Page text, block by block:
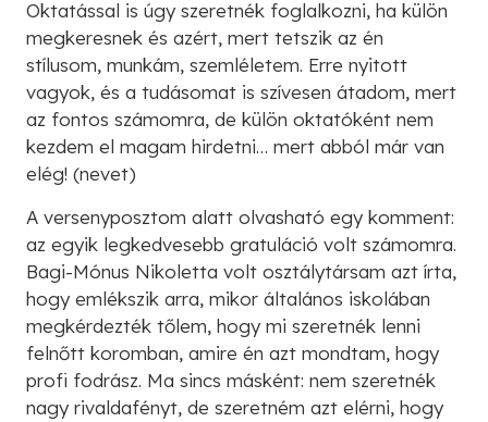
Oktatással is úgy szeretnék foglalkozni, ha külön
megkeresnek és azért, mert tetszik az én
stílusom, munkám, szemléletem. Erre nyitott
vagyok, és a tudásomat is szívesen átadom, mert
az fontos számomra, de külön oktatóként nem
kezdem el magam hirdetni… mert abból már van
elég! (nevet)
A versenyposztom alatt olvasható egy komment:
az egyik legkedvesebb gratuláció volt számomra.
Bagi-Mónus Nikoletta volt osztálytársam azt írta,
hogy emlékszik arra, mikor általános iskolában
megkérdezték tőlem, hogy mi szeretnék lenni
felnőtt koromban, amire én azt mondtam, hogy
profi fodrász. Ma sincs másként: nem szeretnék
nagy rivaldafényt, de szeretném azt elérni, hogy